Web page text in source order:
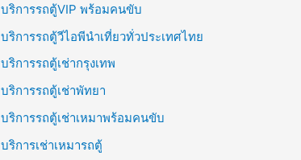
บริการรถตู้VIP พร้อมคนขับ
บริการรถตู้วีไอพีนำเที่ยวทั่วประเทศไทย
บริการรถตู้เช่ากรุงเทพ
บริการรถตู้เช่าพัทยา
บริการรถตู้เช่าเหมาพร้อมคนขับ
บริการเช่าเหมารถตู้